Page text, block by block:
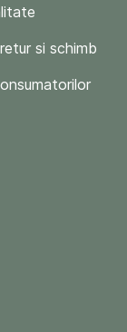
si schimb